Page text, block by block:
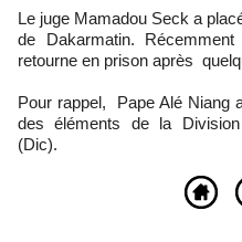
Le juge Mamadou Seck a placé sous mandat de dépôt le patron
de Dakarmatin.
retourne en prison après
Pour rappel, Pape Alé Niang
des éléments de la
(Dic).